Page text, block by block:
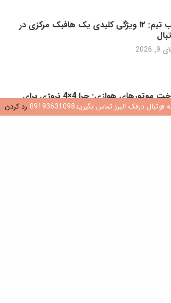
قلب تیم: ۱۲ ویژگی کلیدی یک هافبک مرکزی در
2026
ساخت موتورهای هوازی: چرا 4×4 نروژی برای
جوان یک تغییر دهنده بازی است
درفک البرز تماس بگیرید09193631098 رد کردن